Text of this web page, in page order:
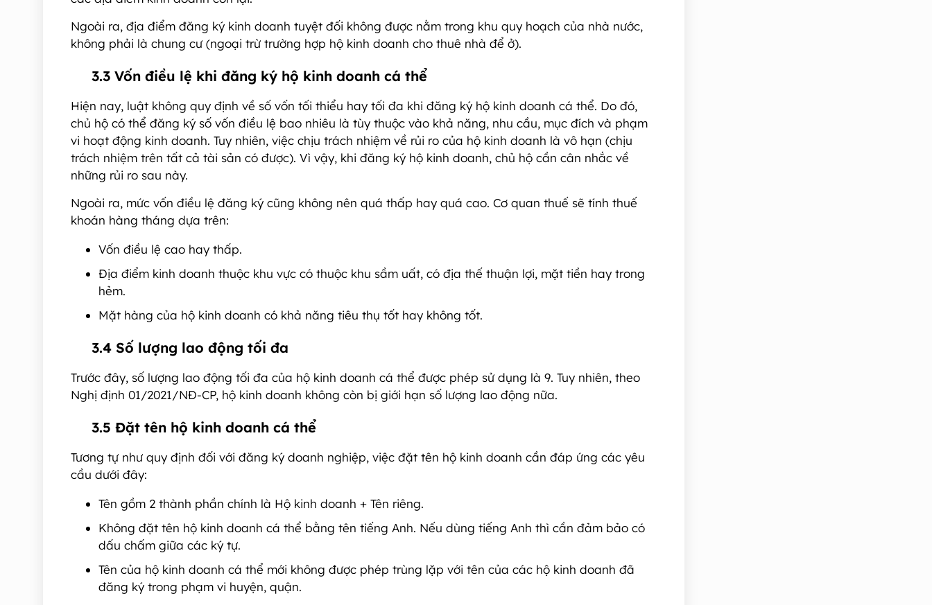
Ngoài ra, địa điểm đăng ký kinh doanh tuyệt đối không được nằm trong khu quy hoạch của nhà nước,
không phải là chung cư (ngoại trừ trường hợp hộ kinh doanh cho thuê nhà để ở).
3.3 Vốn điều lệ khi đăng ký hộ kinh doanh cá thể
Hiện nay, luật không quy định về số vốn tối thiểu hay tối đa khi đăng ký hộ kinh doanh cá thể. Do đó,
chủ hộ có thể đăng ký số vốn điều lệ bao nhiêu là tùy thuộc vào khả năng, nhu cầu, mục đích và phạm
vi hoạt động kinh doanh. Tuy nhiên, việc chịu trách nhiệm về rủi ro của hộ kinh doanh là vô hạn (chịu
trách nhiệm trên tất cả tài sản có được). Vì vậy, khi đăng ký hộ kinh doanh, chủ hộ cần cân nhắc về
những rủi ro sau này.
Ngoài ra, mức vốn điều lệ đăng ký cũng không nên quá thấp hay quá cao. Cơ quan thuế sẽ tính thuế
khoán hàng tháng dựa trên:
Vốn điều lệ cao hay thấp.
Địa điểm kinh doanh thuộc khu vực có thuộc khu sầm uất, có địa thế thuận lợi, mặt tiền hay trong
hẻm.
Mặt hàng của hộ kinh doanh có khả năng tiêu thụ tốt hay không tốt.
3.4 Số lượng lao động tối đa
Trước đây, số lượng lao động tối đa của hộ kinh doanh cá thể được phép sử dụng là 9. Tuy nhiên, theo
Nghị định 01/2021/NĐ-CP, hộ kinh doanh không còn bị giới hạn số lượng lao động nữa.
3.5 Đặt tên hộ kinh doanh cá thể
Tương tự như quy định đối với đăng ký doanh nghiệp, việc đặt tên hộ kinh doanh cần đáp ứng các yêu
cầu dưới đây:
Tên gồm 2 thành phần chính là Hộ kinh doanh + Tên riêng.
Không đặt tên hộ kinh doanh cá thể bằng tên tiếng Anh. Nếu dùng tiếng Anh thì cần đảm bảo có
dấu chấm giữa các ký tự.
Tên của hộ kinh doanh cá thể mới không được phép trùng lặp với tên của các hộ kinh doanh đã
đăng ký trong phạm vi huyện, quận.